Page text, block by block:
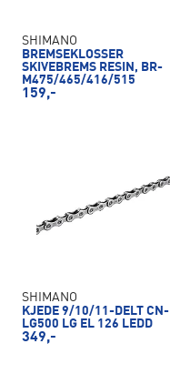
SHIMANO
BREMSEKLOSSER
SKIVEBREMS RESIN, BR-
M475/465/416/515
159,-
SHIMANO
KJEDE 9/10/11-DELT CN-
LG500 LG EL 126 LEDD
349,-